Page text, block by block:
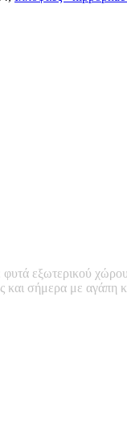
φυτά εξωτερικού
και σήμερα με αγάπη